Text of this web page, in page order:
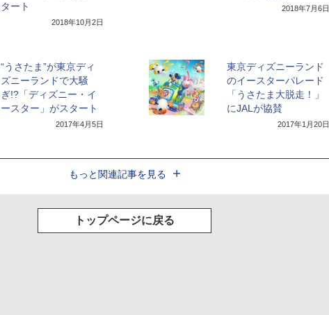
タート
2018年10月2日
2018年7月6日
“うさたま”が東京ディ
ズニーランドで大騒
ぎ!?「ディズニー・イ
ースター」がスタート
2017年4月5日
東京ディズニーランド
のイースターパレード
「うさたま大脱走！」
にJALが協賛
2017年1月20日
もっと関連記事を見る
トップページに戻る